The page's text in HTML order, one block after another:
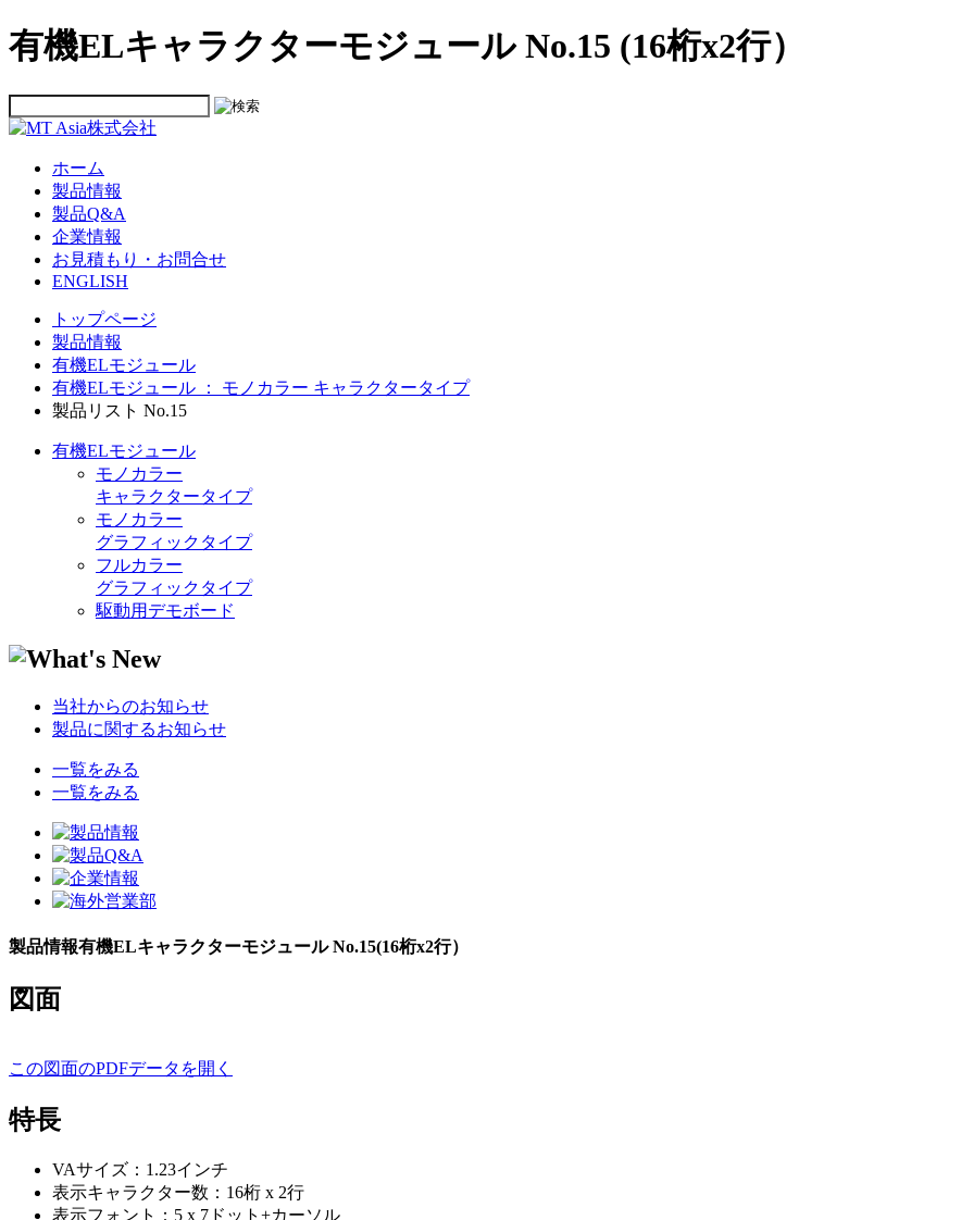
有機ELキャラクターモジュール No.15 (16桁x2行）
ホーム
製品情報
製品Q&A
企業情報
お見積もり・お問合せ
ENGLISH
トップページ
製品情報
有機ELモジュール
有機ELモジュール ： モノカラー キャラクタータイプ
製品リスト No.15
有機ELモジュール
モノカラー
キャラクタータイプ
モノカラー
グラフィックタイプ
フルカラー
グラフィックタイプ
駆動用デモボード
当社からのお知らせ
製品に関するお知らせ
一覧をみる
一覧をみる
製品情報有機ELキャラクターモジュール No.15(16桁x2行）
図面
この図面のPDFデータを開く
特長
VAサイズ：1.23インチ
表示キャラクター数：16桁 x 2行
表示フォント：5 x 7ドット+カーソル